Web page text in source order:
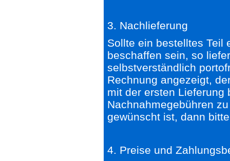
3. Nachlieferung
Sollte ein bestelltes Teil
beschaffen sein, so
selbstverständlich
Rechnung angezeigt,
mit der ersten Lieferung
Nachnahmegebühren
gewünscht ist, dann
4. Preise und